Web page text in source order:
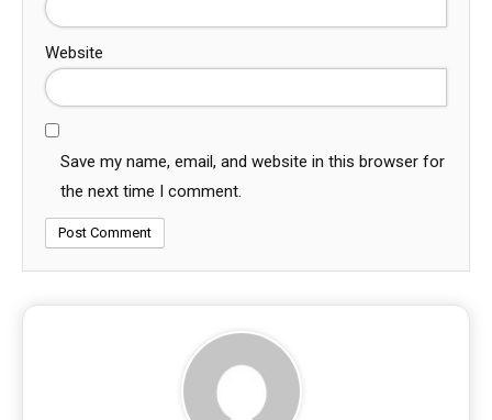
Website
Save my name, email, and website in this browser for
the next time I comment.